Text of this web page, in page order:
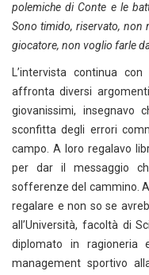
polemiche di Conte e le
Sono timido, riservato, non
giocatore, non voglio farle
L’intervista continua
affronta diversi
giovanissimi,
sconfitta degli errori
campo. A loro regalavo
per dar il messaggio
sofferenze del cammino.
regalare e non so se
all’Università, facoltà di
diplomato in ragioneria
management sportivo